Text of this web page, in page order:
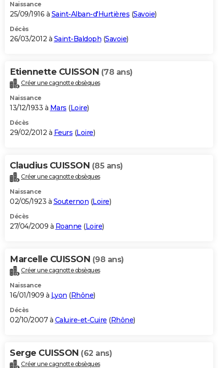
Naissance
25/09/1916 à Saint-Alban-d'Hurtières (Savoie)
Décès
26/03/2012 à Saint-Baldoph (Savoie)
Etiennette CUISSON (78 ans)
Créer une cagnotte obsèques
Naissance
13/12/1933 à Mars (Loire)
Décès
29/02/2012 à Feurs (Loire)
Claudius CUISSON (85 ans)
Créer une cagnotte obsèques
Naissance
02/05/1923 à Souternon (Loire)
Décès
27/04/2009 à Roanne (Loire)
Marcelle CUISSON (98 ans)
Créer une cagnotte obsèques
Naissance
16/01/1909 à Lyon (Rhône)
Décès
02/10/2007 à Caluire-et-Cuire (Rhône)
Serge CUISSON (62 ans)
Créer une cagnotte obsèques